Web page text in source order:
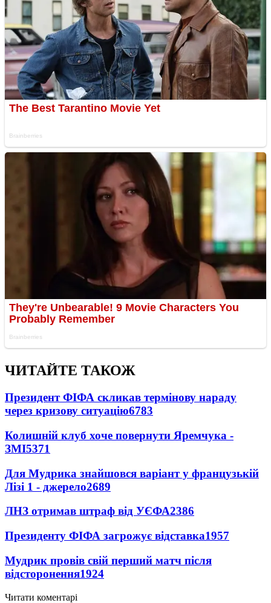
ЧИТАЙТЕ ТАКОЖ
Президент ФІФА скликав термінову нараду
через кризову ситуацію6783
Колишній клуб хоче повернути Яремчука -
ЗМІ5371
Для Мудрика знайшовся варіант у французькій
Лізі 1 - джерело2689
ЛНЗ отримав штраф від УЄФА2386
Президенту ФІФА загрожує відставка1957
Мудрик провів свій перший матч після
відсторонення1924
Читати коментарі